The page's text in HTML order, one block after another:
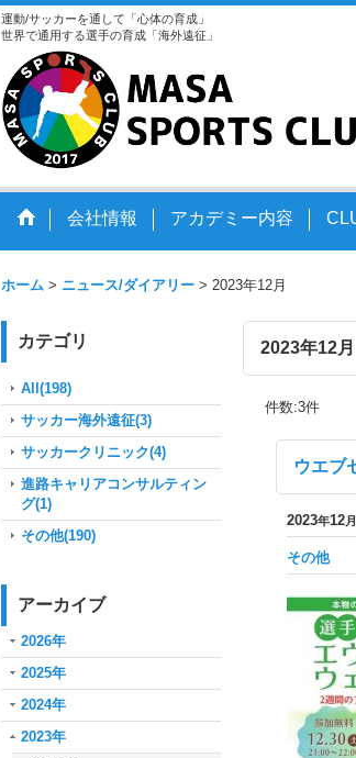
運動/サッカーを通して「心体の育成」
世界で通用する選手の育成「海外遠征」
会社情報 アカデミー内容
ホーム > ニュース/ダイアリー > 2023年12月
カテゴリ
All(198)
サッカー海外遠征(3)
サッカークリニック(4)
進路キャリアコンサルティン
グ(1)
その他(190)
アーカイブ
2026年
2025年
2024年
2023年
2023年12月
件数:3件
ウエブ
2023年12月
その他